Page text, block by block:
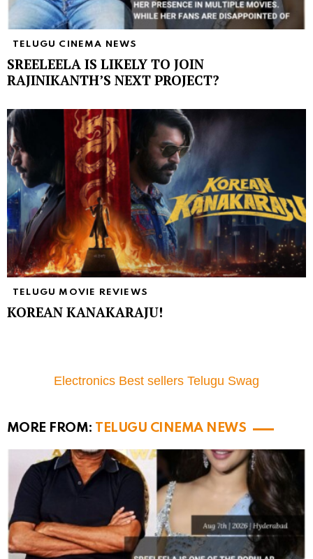
TELUGU CINEMA NEWS
SREELEELA IS LIKELY TO JOIN
RAJINIKANTH’S NEXT PROJECT?
TELUGU MOVIE REVIEWS
KOREAN KANAKARAJU!
Electronics Best sellers Telugu Swag
MORE FROM: TELUGU CINEMA NEWS